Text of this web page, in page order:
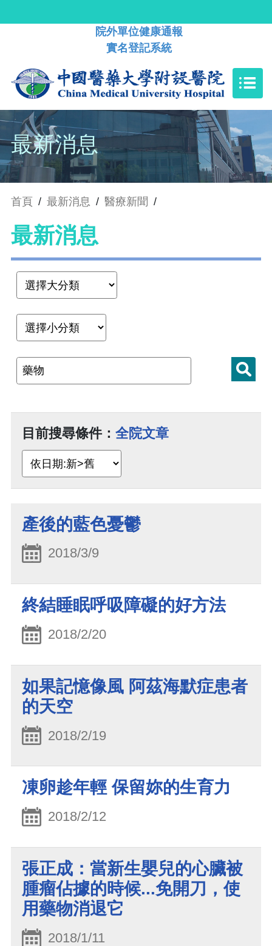
院外單位健康通報
實名登記系統
最新消息
首頁 / 最新消息 / 醫療新聞 /
最新消息
目前搜尋條件： 全院文章
產後的藍色憂鬱
2018/3/9
終結睡眠呼吸障礙的好方法
2018/2/20
如果記憶像風 阿茲海默症患者
的天空
2018/2/19
凍卵趁年輕 保留妳的生育力
2018/2/12
張正成：當新生嬰兒的心臟被
腫瘤佔據的時候...免開刀，使
用藥物消退它
2018/1/11